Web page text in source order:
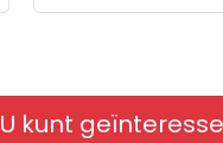
U kunt